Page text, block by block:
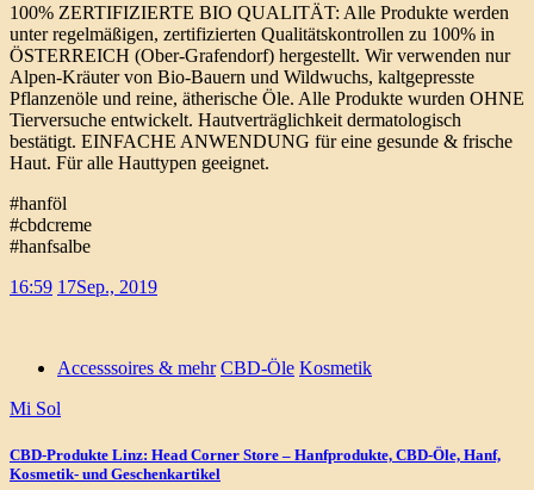
100% ZERTIFIZIERTE BIO QUALITÄT: Alle Produkte werden
unter regelmäßigen, zertifizierten Qualitätskontrollen zu 100% in
ÖSTERREICH (Ober-Grafendorf) hergestellt. Wir verwenden nur
Alpen-Kräuter von Bio-Bauern und Wildwuchs, kaltgepresste
Pflanzenöle und reine, ätherische Öle. Alle Produkte wurden OHNE
Tierversuche entwickelt. Hautverträglichkeit dermatologisch
bestätigt. EINFACHE ANWENDUNG für eine gesunde & frische
Haut. Für alle Hauttypen geeignet.
#hanföl
#cbdcreme
#hanfsalbe
16:59 17Sep., 2019
Accesssoires & mehr CBD-Öle Kosmetik
Mi Sol
CBD-Produkte Linz: Head Corner Store – Hanfprodukte, CBD-Öle, Hanf,
Kosmetik- und Geschenkartikel